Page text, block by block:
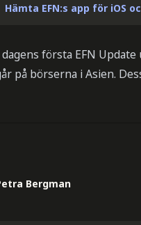
Hämta EFN:s app för iOS
första EFN
på börserna i Asien.
Bergman